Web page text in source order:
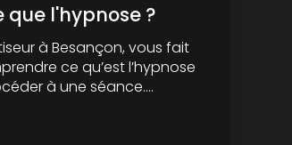
que l'hypnose ?
à Besançon, vous fait
ce qu’est l’hypnose
à une séance....